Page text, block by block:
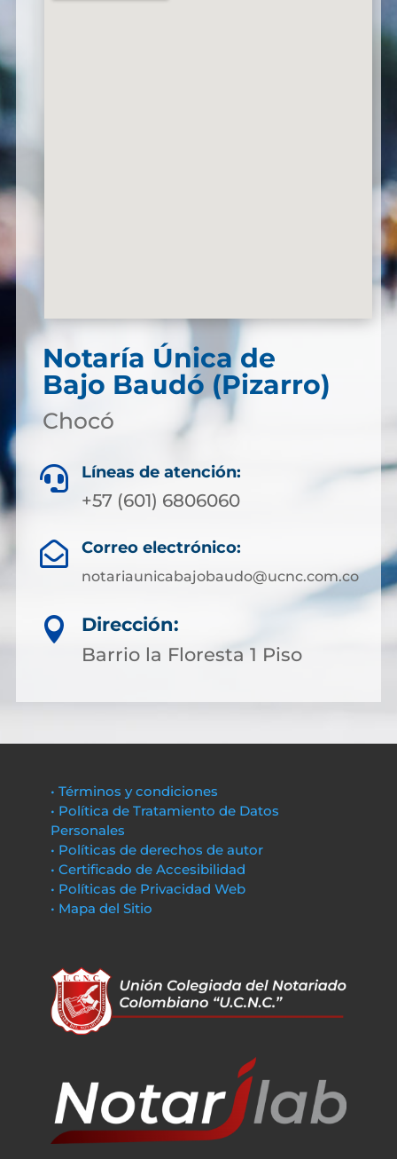
Notaría Única de
Bajo Baudó (Pizarro)
Chocó
 Líneas de atención:
+57 (601) 6806060
 Correo electrónico:
notariaunicabajobaudo@ucnc.com.co

Dirección:
Barrio la Floresta 1 Piso
• Términos y condiciones
• Política de Tratamiento de Datos
Personales
• Políticas de derechos de autor
• Certificado de Accesibilidad
• Políticas de Privacidad Web
• Mapa del Sitio